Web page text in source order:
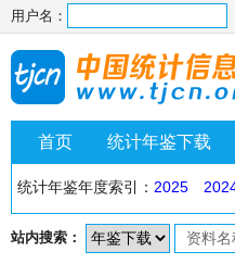
用户名：
首页 统计年鉴下载
统计年鉴年度索引： 2025
站内搜索：